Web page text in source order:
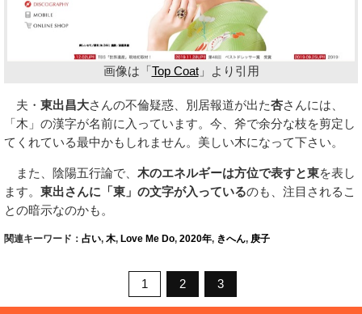
画像は「Top Coat」より引用
夫・ 東出昌大さんの不倫疑惑、別居報道が出た杏さんには、
「木」の漢字が名前に入っています。今、斧で余分な枝を剪定し
てくれている最中かもしれません。美しい木になって下さい。
また、陰陽五行論で、 木のエネルギーは方位で表すと東を表し
ます。 東出さんに「東」の文字が入っているのも、注目されるこ
との暗示なのかも。
関連キーワード： 占い, 木, Love Me Do, 2020年, きへん, 庚子
1 2 3